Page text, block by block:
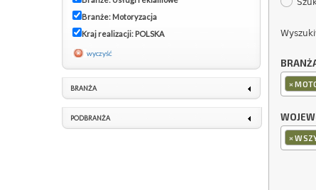
×
×
Branże: Motoryzacja
Kraj realizacji: POLSKA
wyczyść
BRANŻA
PODBRANŻA